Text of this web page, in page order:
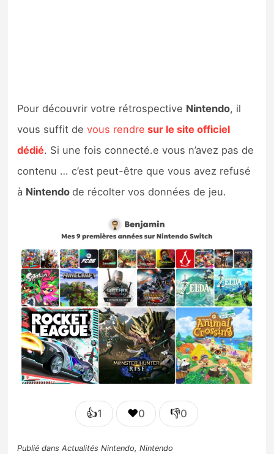
Pour découvrir votre rétrospective Nintendo, il
vous suffit devous rendre sur le site officiel
dédié. Si une fois connecté.e vous n’avez pas de
contenu … c’est peut-être que vous avez refusé
à Nintendode récolter vos données de jeu.
👍1 ❤️0 👎0
Publié dansActualités Nintendo,Nintendo